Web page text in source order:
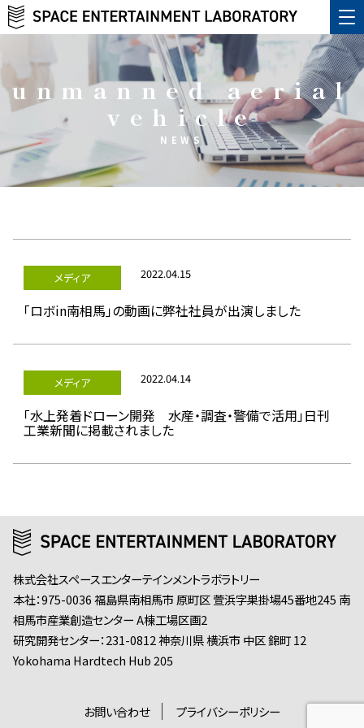
unmanned aerial
vehicle
NEWS
メディア 2022.04.15
「ロボin南相馬」の動画に弊社社員が出演しました
メディア 2022.04.14
「水上発着ドローン開発 水産・調査・警備で活用」日刊
工業新聞に掲載されました
株式会社スペースエンターテインメントラボラトリー
本社：975-0036 福島県南相馬市 原町区 萱浜字巣掛場45番地245 南
相馬市産業創造センター A棟工場区画2
研究開発センター：231-0812 神奈川県 横浜市 中区 錦町 12
Yokohama Hardtech Hub 205
お問い合わせ プライバシーポリシー